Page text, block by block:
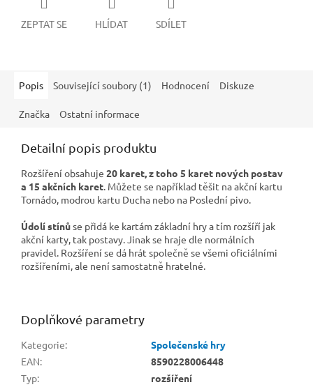
ZEPTAT SE HLÍDAT SDÍLET
Popis Související soubory (1) Hodnocení Diskuze
Značka Ostatní informace
Detailní popis produktu
Rozšíření obsahuje 20 karet, z toho 5 karet nových postav
a 15 akčních karet. Můžete se například těšit na akční kartu
Tornádo, modrou kartu Ducha nebo na Poslední pivo.
Údolí stínůse přidá ke kartám základní hry a tím rozšíří jak
akční karty, tak postavy. Jinak se hraje dle normálních
pravidel. Rozšíření se dá hrát společně se všemi oficiálními
rozšířeními, ale není samostatně hratelné.
Doplňkové parametry
Kategorie:
Společenské hry
EAN:
8590228006448
Typ:
rozšíření